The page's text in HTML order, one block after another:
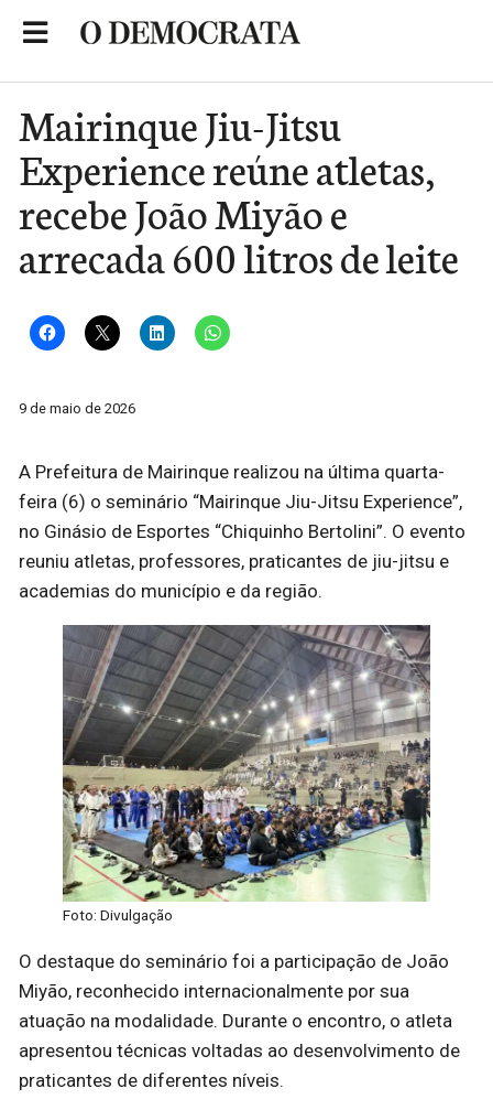
Mairinque Jiu-Jitsu
Experience reúne atletas,
recebe João Miyão e
arrecada 600 litros de leite
9 de maio de 2026
A Prefeitura de Mairinque realizou na última quarta-
feira (6) o seminário “Mairinque Jiu-Jitsu Experience”,
no Ginásio de Esportes “Chiquinho Bertolini”. O evento
reuniu atletas, professores, praticantes de jiu-jitsu e
academias do município e da região.
Foto: Divulgação
O destaque do seminário foi a participação de João
Miyão, reconhecido internacionalmente por sua
atuação na modalidade. Durante o encontro, o atleta
apresentou técnicas voltadas ao desenvolvimento de
praticantes de diferentes níveis.